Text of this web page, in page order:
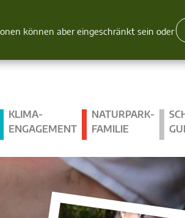
können aber eingeschränkt sein oder
KLIMA­
ENGAGEMENT
NATURPARK-
FAMILIE